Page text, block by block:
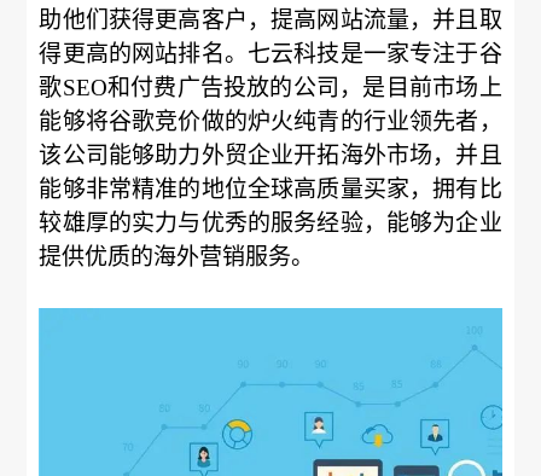
助他们获得更高客户，提高网站流量，并且取
得更高的网站排名。七云科技是一家专注于谷
歌SEO和付费广告投放的公司，是目前市场上
能够将谷歌竞价做的炉火纯青的行业领先者，
该公司能够助力外贸企业开拓海外市场，并且
能够非常精准的地位全球高质量买家，拥有比
较雄厚的实力与优秀的服务经验，能够为企业
提供优质的海外营销服务。